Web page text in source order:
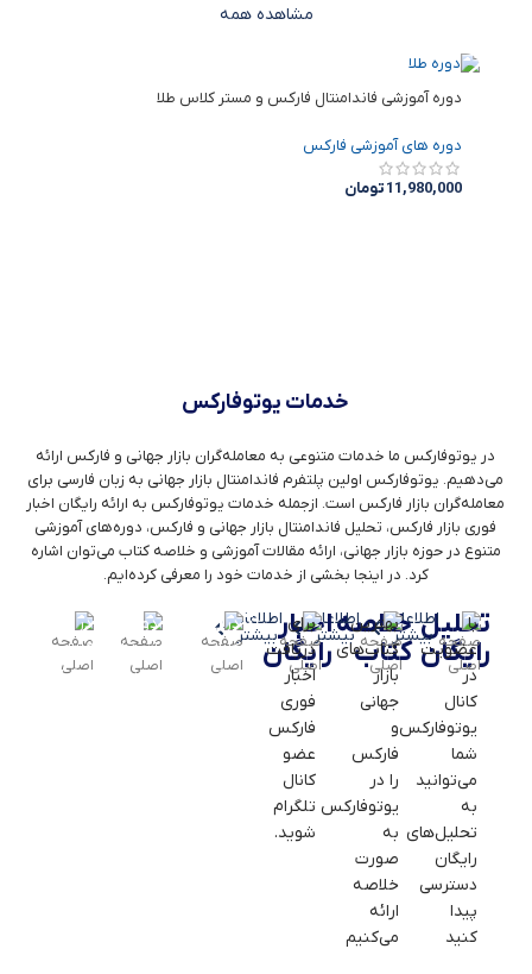
مشاهده همه
دوره آموزشی فاندامنتال فارکس و مستر کلاس طلا
دوره های آموزشی فارکس
11,980,000تومان
خدمات یوتوفارکس
در یوتوفارکس ما خدمات متنوعی به معامله‌گران بازار جهانی و فارکس ارائه
می‌دهیم. یوتوفارکس اولین پلتفرم فاندامنتال بازار جهانی به زبان فارسی برای
معامله‌گران بازار فارکس است. ازجمله خدمات یوتوفارکس به ارائه رایگان اخبار
فوری بازار فارکس، تحلیل فاندامنتال بازار جهانی و فارکس، دوره‌های آموزشی
متنوع در حوزه بازار جهانی، ارائه مقالات آموزشی و خلاصه کتاب می‌توان اشاره
کرد. در اینجا بخشی از خدمات خود را معرفی کرده‌ایم.
تحلیل
رایگان
با
عضویت
در
کانال
یوتوفارکس
شما
می‌توانید
به
تحلیل‌های
رایگان
دسترسی
پیدا
کنید
اطلاعات
بیشترخلاصه
کتاب
بهترین
کتاب‌های
بازار
جهانی
و
فارکس
را در
یوتوفارکس
به
صورت
خلاصه
ارائه
می‌کنیم
اطلاعات
بیشتراخبار
رایگان
برای
دریافت
اخبار
فوری
فارکس
عضو
کانال
تلگرام
شوید.
اطلاعات
بیشترتحلیل
بازار
جهانی
در
کانال
تلگرام
اطلاعات
بیشتردوره‌های
آموزشی
دوره‌های
آموزشی
زیادی
اطلاعات
بیشترتحلیل
بازار
ارز
در
کانال
تلگرام